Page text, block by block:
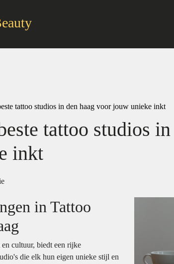
tattoo studios in den haag voor jouw unieke inkt
tattoo studios
inkt
in Tattoo
cultuur, biedt een rijke
die elk hun eigen unieke stijl en